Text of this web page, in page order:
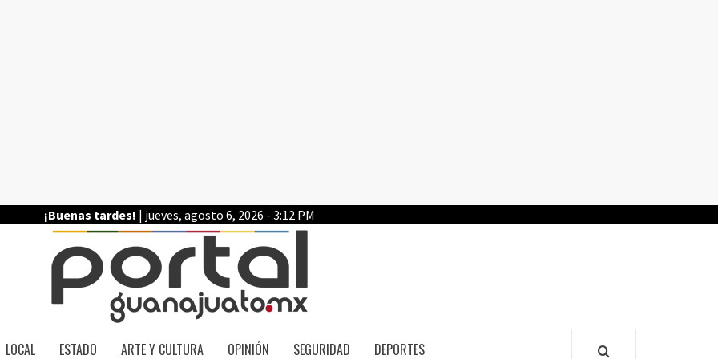
¡Buenas tardes! | jueves, agosto 6, 2026 - 3:12 PM
LOCAL ESTADO ARTE Y CULTURA OPINIÓN SEGURIDAD DEPORTES